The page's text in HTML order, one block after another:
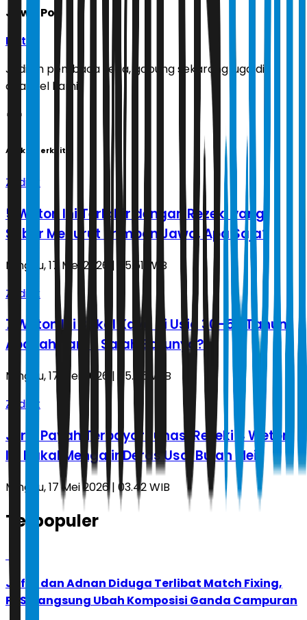
Jawa Pos
Ikuti
Jadilah pembaca setia, gabung sekarang juga di
channel kami!
Artikel Terkait
Zodiak
5 Weton Ini Terlahir dengan Rezeki yang
Subur Menurut Primbon Jawa, Apa Saja?
Minggu, 17 Mei 2026 | 05.51 WIB
Zodiak
7 Weton Ini Bakal Kaya di Usia 30–50 Tahun,
Apakah Kamu Salah Satunya?
Minggu, 17 Mei 2026 | 05.46 WIB
Zodiak
Jerih Payah Terbayar Lunas, Rezeki 4 Weton
Ini Bakal Mengalir Deras Usai Bulan Mei
Minggu, 17 Mei 2026 | 03.42 WIB
Terpopuler
Jafar dan Adnan Diduga Terlibat Match Fixing,
PBSI Langsung Ubah Komposisi Ganda Campuran